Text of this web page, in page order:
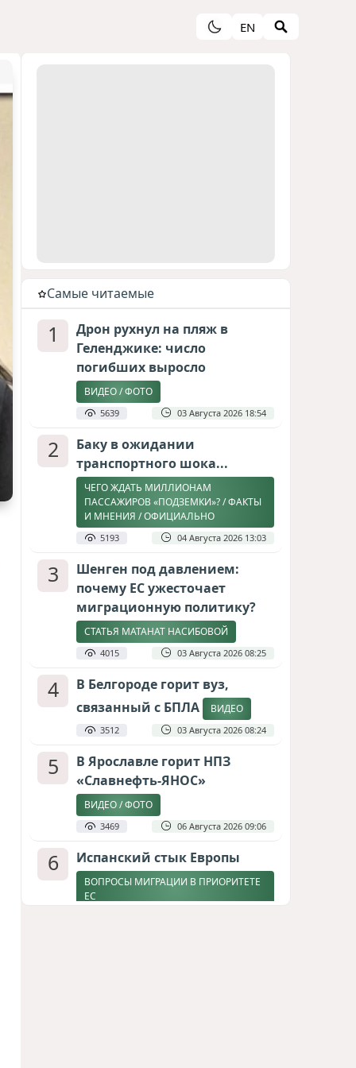
EN
Cамые читаемые
1
Дрон рухнул на пляж в
Геленджике: число
погибших выросло
ВИДЕО / ФОТО
5639 03 Августа 2026 18:54
2
Баку в ожидании
транспортного шока...
ЧЕГО ЖДАТЬ МИЛЛИОНАМ
ПАССАЖИРОВ «ПОДЗЕМКИ»? / ФАКТЫ
И МНЕНИЯ / ОФИЦИАЛЬНО
5193 04 Августа 2026 13:03
3
Шенген под давлением:
почему ЕС ужесточает
миграционную политику?
СТАТЬЯ МАТАНАТ НАСИБОВОЙ
4015 03 Августа 2026 08:25
4
В Белгороде горит вуз,
связанный с БПЛА
ВИДЕО
3512 03 Августа 2026 08:24
5
В Ярославле горит НПЗ
«Славнефть-ЯНОС»
ВИДЕО / ФОТО
3469 06 Августа 2026 09:06
6 Испанский стык Европы
ВОПРОСЫ МИГРАЦИИ В ПРИОРИТЕТЕ
ЕС